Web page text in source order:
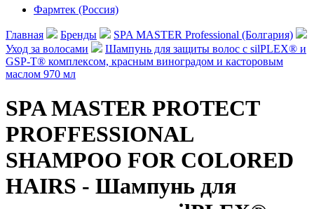
Фармтек (Россия)
Главная Бренды
SPA MASTER Professional (Болгария)
Уход за волосами
Шампунь для защиты волос с silPLEX® и
GSP-T® комплексом, красным виноградом и касторовым
маслом 970 мл
SPA MASTER PROTECT
PROFFESSIONAL
SHAMPOO FOR COLORED
HAIRS - Шампунь для